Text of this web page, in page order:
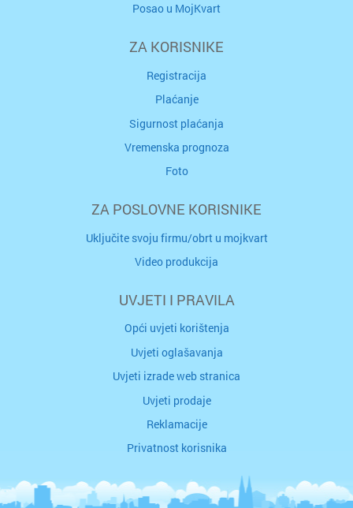
Posao u MojKvart
ZA KORISNIKE
Registracija
Plaćanje
Sigurnost plaćanja
Vremenska prognoza
Foto
ZA POSLOVNE KORISNIKE
Uključite svoju firmu/obrt u mojkvart
Video produkcija
UVJETI I PRAVILA
Opći uvjeti korištenja
Uvjeti oglašavanja
Uvjeti izrade web stranica
Uvjeti prodaje
Reklamacije
Privatnost korisnika